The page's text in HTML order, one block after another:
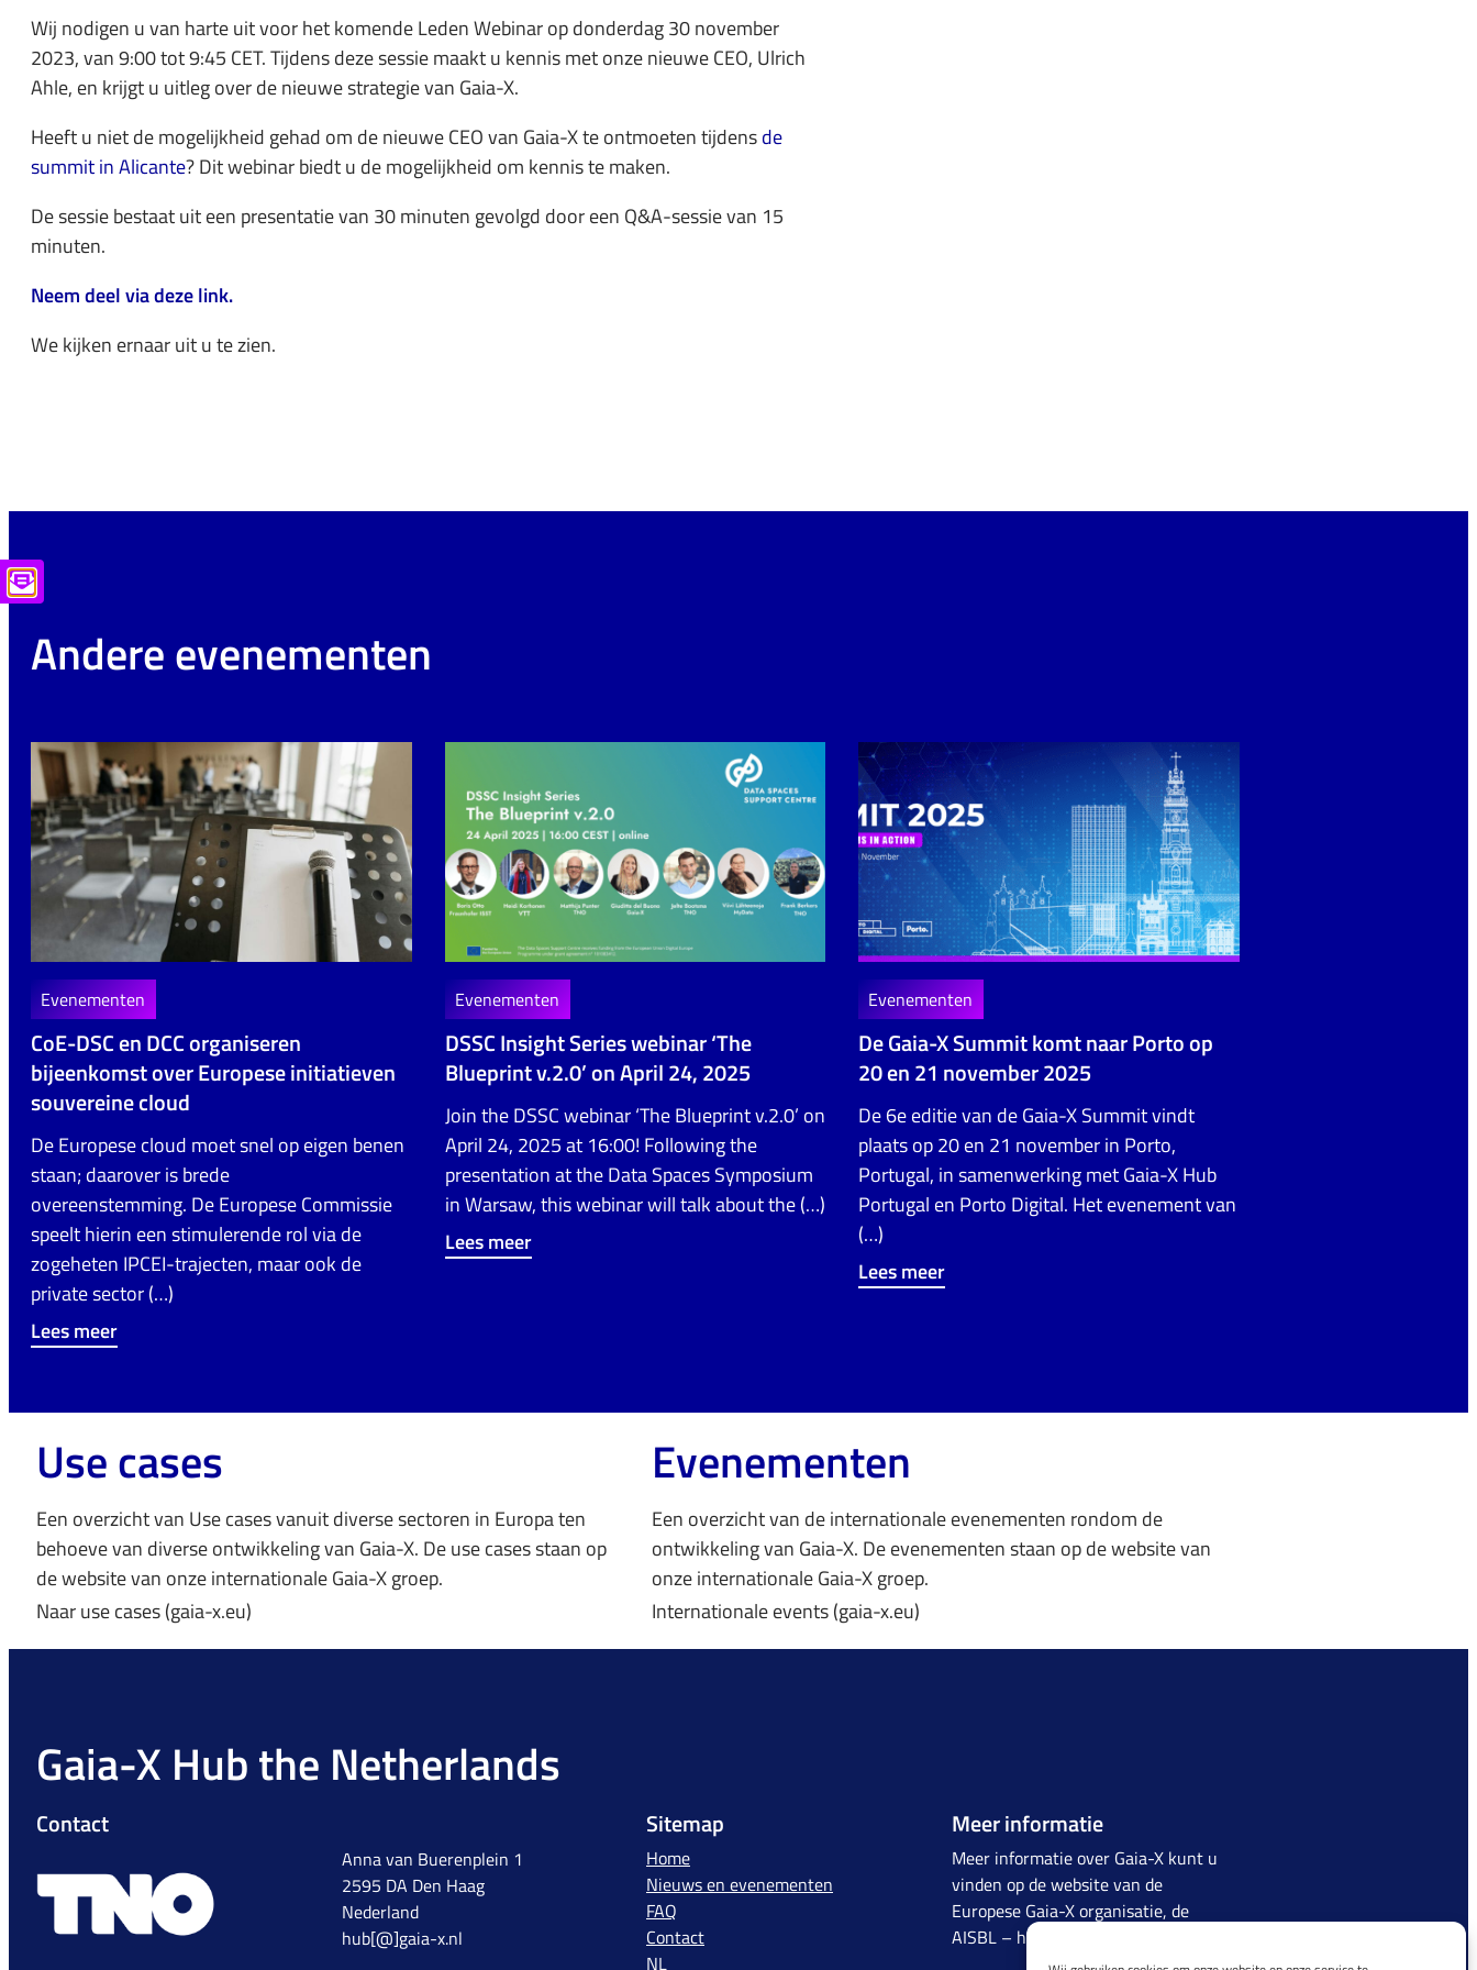
Wij nodigen u van harte uit voor het komende Leden Webinar op donderdag 30 november
2023, van 9:00 tot 9:45 CET. Tijdens deze sessie maakt u kennis met onze nieuwe CEO, Ulrich
Ahle, en krijgt u uitleg over de nieuwe strategie van Gaia-X.
Heeft u niet de mogelijkheid gehad om de nieuwe CEO van Gaia-X te ontmoeten tijdensde
summit in Alicante? Dit webinar biedt u de mogelijkheid om kennis te maken.
De sessie bestaat uit een presentatie van 30 minuten gevolgd door een Q&A-sessie van 15
minuten.
Neem deel via deze link.
We kijken ernaar uit u te zien.
Andere evenementen
Evenementen
CoE-DSC en DCC organiseren
bijeenkomst over Europese initiatieven
souvereine cloud
De Europese cloud moet snel op eigen benen
staan; daarover is brede
overeenstemming. De Europese Commissie
speelt hierin een stimulerende rol via de
zogeheten IPCEI-trajecten, maar ook de
private sector (…)
Lees meer
Evenementen
DSSC Insight Series webinar ‘The
Blueprint v.2.0’ on April 24, 2025
Join the DSSC webinar ‘The Blueprint v.2.0’ on
April 24, 2025 at 16:00! Following the
presentation at the Data Spaces Symposium
in Warsaw, this webinar will talk about the (…)
Lees meer
Evenementen
De Gaia-X Summit komt naar Porto op
20 en 21 november 2025
De 6e editie van de Gaia-X Summit vindt
plaats op 20 en 21 november in Porto,
Portugal, in samenwerking met Gaia-X Hub
Portugal en Porto Digital. Het evenement van
(…)
Lees meer
Use cases
Een overzicht van Use cases vanuit diverse sectoren in Europa ten
behoeve van diverse ontwikkeling van Gaia-X. De use cases staan op
de website van onze internationale Gaia-X groep.
Naar use cases (gaia-x.eu)
Evenementen
Een overzicht van de internationale evenementen rondom de
ontwikkeling van Gaia-X. De evenementen staan op de website van
onze internationale Gaia-X groep.
Internationale events (gaia-x.eu)
Gaia-X Hub the Netherlands
Contact
Anna van Buerenplein 1
2595 DA Den Haag
Nederland
hub[@]gaia-x.nl
Sitemap
Home
Nieuws en evenementen
FAQ
Contact
NL
Meer informatie
Meer informatie over Gaia-X kunt u
vinden op de website van de
Europese Gaia-X organisatie, de
AISBL – https://www.Gaia-X.eu/